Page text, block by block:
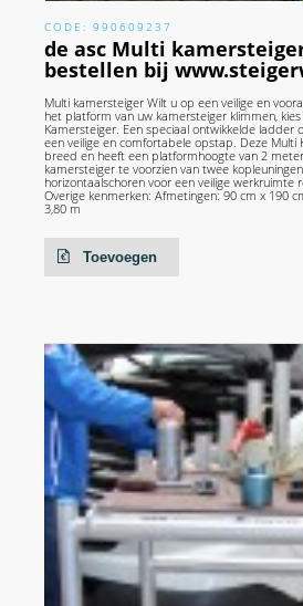
CODE: 990609237
de asc Multi
bestellen bij
Multi kamersteiger Wilt u op een veilige en
het platform van uw kamersteiger klimmen,
Kamersteiger. Een speciaal ontwikkelde
een veilige en comfortabele opstap. Deze Multi
breed en heeft een platformhoogte van 2
kamersteiger te voorzien van twee
horizontaalschoren voor een veilige werkruimte
Overige kenmerken: Afmetingen: 90 cm x 190
3,80 m
Toevoegen